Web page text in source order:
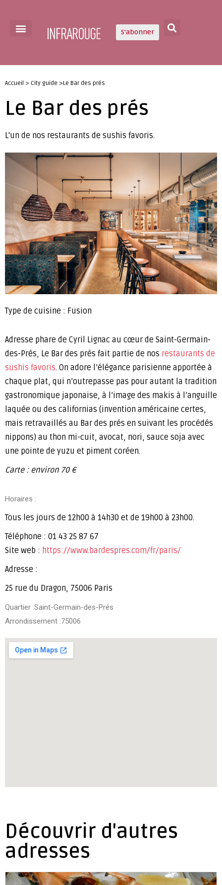
S'abonner
Accueil > City guide >Le Bar des prés
Le Bar des prés
L'un de nos restaurants de sushis favoris.
Type de cuisine : Fusion
Adresse phare de Cyril Lignac au cœur de Saint-Germain-
des-Prés, Le Bar des prés fait partie de nos restaurants de
sushis favoris. On adore l’élégance parisienne apportée à
chaque plat, qui n’outrepasse pas pour autant la tradition
gastronomique japonaise, à l’image des makis à l’anguille
laquée ou des californias (invention américaine certes,
mais retravaillés au Bar des prés en suivant les procédés
nippons) au thon mi-cuit, avocat, nori, sauce soja avec
une pointe de yuzu et piment coréen.
Carte : environ 70 €
Horaires :
Tous les jours de 12h00 à 14h30 et de 19h00 à 23h00.
Téléphone : 01 43 25 87 67
Site web : https://www.bardespres.com/fr/paris/
Adresse :
25 rue du Dragon, 75006 Paris
Quartier :Saint-Germain-des-Prés
Arrondissement :75006
Découvrir d'autres
adresses